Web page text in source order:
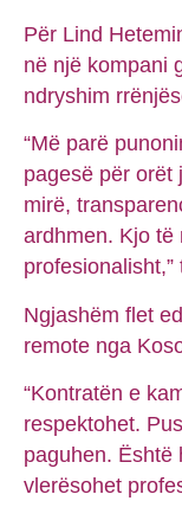
Për Lind
në një kompani
ndryshim
“Më parë
pagesë për orët
mirë,
ardhmen. Kjo të
profesionalisht,”
Ngjashëm flet
remote nga
“Kontratën e
respektohet.
paguhen. Është
vlerësohet